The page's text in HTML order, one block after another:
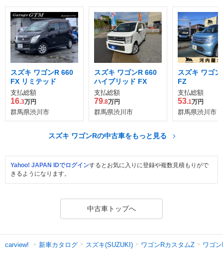
スズキ ワゴンR 660
FX リミテッド
支払総額
16.3万円
群馬県渋川市
スズキ ワゴンR 660
ハイブリッド FX
支払総額
79.8万円
群馬県渋川市
スズキ ワゴ
FZ
支払総額
53.1万円
群馬県渋川市
スズキ ワゴンRの中古車をもっと見る
Yahoo! JAPAN IDでログインするとお気に入りに登録や複数見積もりがで
きるようになります。
中古車トップへ
carview! 新車カタログ スズキ(SUZUKI) ワゴンRカスタムZ ワゴ